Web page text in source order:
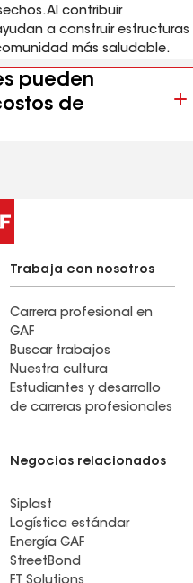
Al contribuir
a construir estructuras
más saludable.
pueden
de
Trabaja con nosotros
Carrera profesional en
GAF
Buscar trabajos
Nuestra cultura
Estudiantes y desarrollo
de carreras profesionales
Negocios relacionados
Siplast
Logística estándar
Energía GAF
StreetBond